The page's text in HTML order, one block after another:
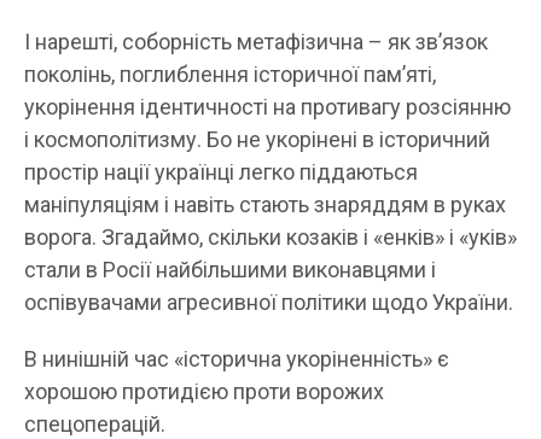
І нарешті, соборність метафізична – як зв’язок
поколінь, поглиблення історичної пам’яті,
укорінення ідентичності на противагу розсіянню
і космополітизму. Бо не укорінені в історичний
простір нації українці легко піддаються
маніпуляціям і навіть стають знаряддям в руках
ворога. Згадаймо, скільки козаків і «енків» і «уків»
стали в Росії найбільшими виконавцями і
оспівувачами агресивної політики щодо України.
В нинішній час «історична укоріненність» є
хорошою протидією проти ворожих
спецоперацій.